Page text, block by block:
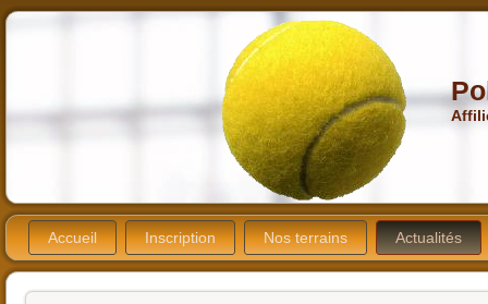
Accueil Inscription Nos terrains Actualités